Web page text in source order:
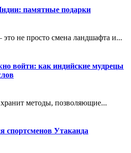
памятные подарки
не просто смена ландшафта и...
войти: как индийские мудрецы
методы, позволяющие...
спортсменов Утаканда